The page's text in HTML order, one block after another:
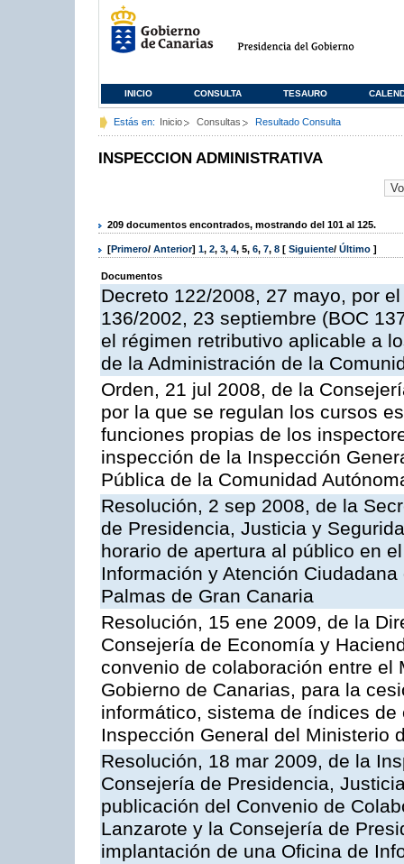
INICIO CONSULTA TESAURO
Estás en: Inicio Consultas Resultado Consulta
INSPECCION ADMINISTRATIVA
209 documentos encontrados, mostrando del 101 al 125.
[Primero/ Anterior] 1, 2, 3, 4, 5, 6, 7, 8 [ Siguiente/ Último ]
Documentos
Decreto 122/2008, 27 mayo, por
136/2002, 23 septiembre (BOC
el régimen retributivo aplicable a
de la Administración de la
Orden, 21 jul 2008, de la
por la que se regulan los cursos
funciones propias de los
inspección de la Inspección
Pública de la Comunidad
Resolución, 2 sep 2008, de la
de Presidencia, Justicia y
horario de apertura al público en
Información y Atención
Palmas de Gran Canaria
Resolución, 15 ene 2009, de la
Consejería de Economía y
convenio de colaboración entre
Gobierno de Canarias, para la
informático, sistema de índices
Inspección General del Ministerio
Resolución, 18 mar 2009, de la
Consejería de Presidencia,
publicación del Convenio de
Lanzarote y la Consejería de
implantación de una Oficina de